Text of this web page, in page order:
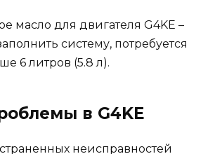
масло для двигателя G4KE –
систему, потребуется
6 литров (5.8 л).
в G4KE
неисправностей